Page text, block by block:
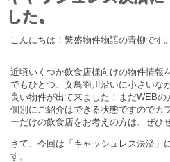
した。
こんにちは！繁盛物件物語の青柳です。
近頃いくつか飲食店様向けの物件情報
でもひとつ、女鳥羽川沿いに小さいな
良い物件が出て来ました！まだWEBの
個別にご紹介はできる状態ですのでカ
ーだけの飲食店をお考えの方は、ぜひ
さて、今回は「キャッシュレス決済」
す。